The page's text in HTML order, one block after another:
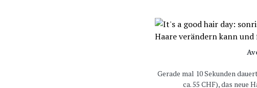
Gerade mal 10 Sekunden
ca. 55 CHF), das